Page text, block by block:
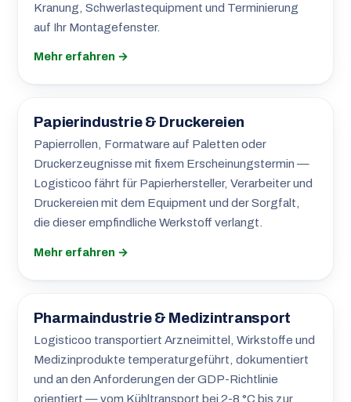
Kranung, Schwerlastequipment und Terminierung
auf Ihr Montagefenster.
Mehr erfahren →
Papierindustrie & Druckereien
Papierrollen, Formatware auf Paletten oder
Druckerzeugnisse mit fixem Erscheinungstermin —
Logisticoo fährt für Papierhersteller, Verarbeiter und
Druckereien mit dem Equipment und der Sorgfalt,
die dieser empfindliche Werkstoff verlangt.
Mehr erfahren →
Pharmaindustrie & Medizintransport
Logisticoo transportiert Arzneimittel, Wirkstoffe und
Medizinprodukte temperaturgeführt, dokumentiert
und an den Anforderungen der GDP-Richtlinie
orientiert — vom Kühltransport bei 2-8 °C bis zur